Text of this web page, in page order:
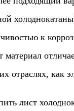
к
материал
отраслях, как